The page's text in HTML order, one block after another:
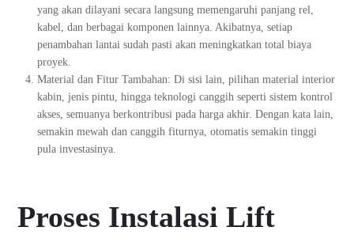
yang akan dilayani secara langsung memengaruhi panjang rel,
kabel, dan berbagai komponen lainnya. Akibatnya, setiap
penambahan lantai sudah pasti akan meningkatkan total biaya
proyek.
Material dan Fitur Tambahan: Di sisi lain, pilihan material interior
kabin, jenis pintu, hingga teknologi canggih seperti sistem kontrol
akses, semuanya berkontribusi pada harga akhir. Dengan kata lain,
semakin mewah dan canggih fiturnya, otomatis semakin tinggi
pula investasinya.
Proses Instalasi Lift